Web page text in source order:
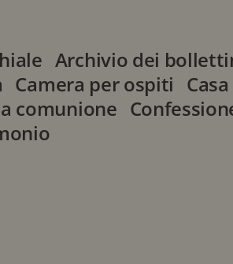
Archivio dei
Camera per ospiti
comunione